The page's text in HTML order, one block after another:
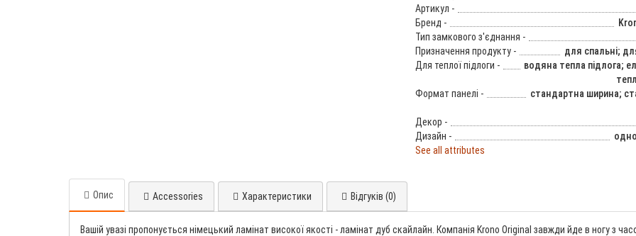
Артикул -
Бренд -
Тип замкового з'єднання -
Призначення продукту -
для спальні;
Для теплої підлоги -
водяна тепла підлога;
Формат панелі -
стандартна ширина;
Декор -
Дизайн -
See all attributes
Опис Accessories Характеристики Відгуків (0)
Вашій увазі пропонується німецький ламінат високої якості - ламінат дуб скайлайн. Компанія Krono Original завжди йде в ногу з